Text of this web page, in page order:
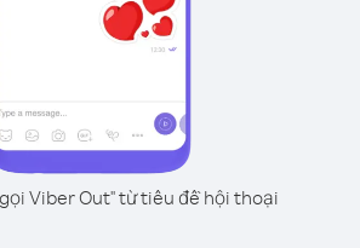
Viber Out" từ tiêu đề hội thoại